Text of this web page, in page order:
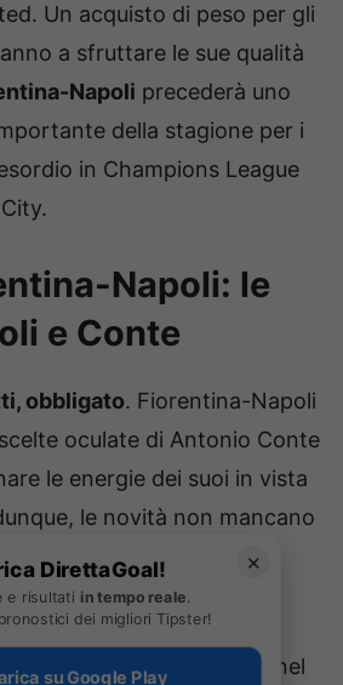
Un acquisto di peso per gli
a sfruttare le sue qualità
Napoli precederà uno
della stagione per i
in Champions League
Napoli: le
e Conte
obbligato. Fiorentina-Napoli
oculate di Antonio Conte
le energie dei suoi in vista
le novità non mancano
vista della trasferta
Meret mentre la difesa, nel
✕
DirettaGoal!
e risultati in tempo reale.
dei migliori Tipster!
su Google Play